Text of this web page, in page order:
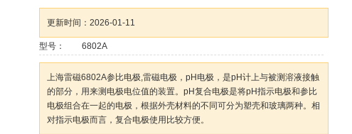
更新时间： 2026-01-11
型号： 6802A
上海雷磁6802A参比电极,雷磁电极，pH电极，是pH计上与被测溶液接触
的部分，用来测电极电位值的装置。pH复合电极是将pH指示电极和参比
电极组合在一起的电极，根据外壳材料的不同可分为塑壳和玻璃两种。相
对指示电极而言，复合电极使用比较方便。